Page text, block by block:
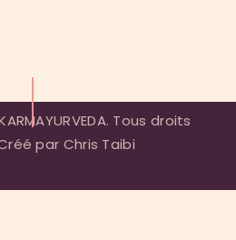
Tous droits
par Chris Taibi